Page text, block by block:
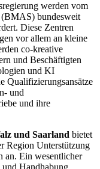
werden vom
bundesweit
Diese Zentren
vor allem an kleine
co-kreative
und Beschäftigten
und KI
Qualifizierungsansätze
und
und ihre
und Saarland bietet
Region Unterstützung
an. Ein wesentlicher